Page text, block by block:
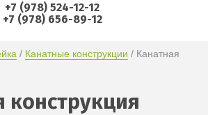
+7 (978) 524-12-12
+7 (978) 656-89-12
/ Канатные конструкции / Канатная
конструкция